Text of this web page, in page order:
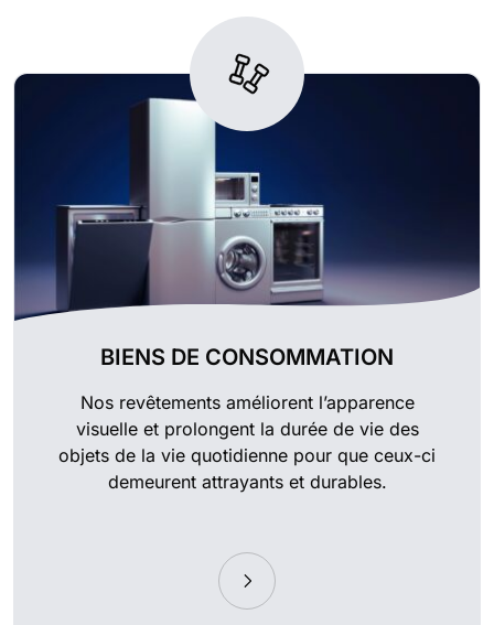
BIENS DE CONSOMMATION
Nos revêtements améliorent l’apparence
visuelle et prolongent la durée de vie des
objets de la vie quotidienne pour que ceux-ci
demeurent attrayants et durables.